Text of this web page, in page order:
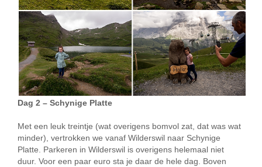
Dag 2 – Schynige Platte
Met een leuk treintje (wat overigens bomvol zat, dat was wat
minder), vertrokken we vanaf Wilderswil naar Schynige
Platte. Parkeren in Wilderswil is overigens helemaal niet
duur. Voor een paar euro sta je daar de hele dag. Boven